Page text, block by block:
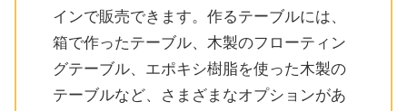
インで販売できます。作るテーブルには、
箱で作ったテーブル、木製のフローティン
グテーブル、エポキシ樹脂を使った木製の
テーブルなど、さまざまなオプションがあ